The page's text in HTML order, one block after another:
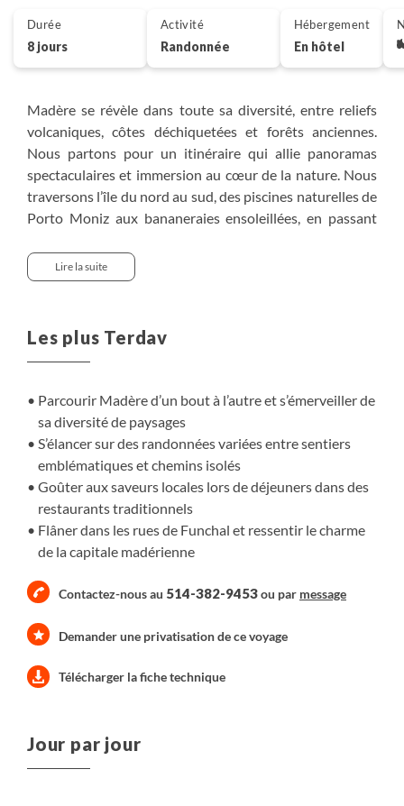
Madère se révèle dans toute sa diversité, entre reliefs
volcaniques, côtes déchiquetées et forêts anciennes.
Nous partons pour un itinéraire qui allie panoramas
spectaculaires et immersion au cœur de la nature. Nous
traversons l’île du nord au sud, des piscines naturelles de
Porto Moniz aux bananeraies ensoleillées, en passant
saisissants. La laurisilva, forêt classée au patrimoine
mondial de l’UNESCO, et le site magique de Fanal nous
itinéraire varié mêlant levadas, cascades et chemins
côtiers pour goûter à l’âme vibrante de Madère.
Lire la suite
Les plus Terdav
Parcourir Madère d’un bout à l’autre et s’émerveiller de
sa diversité de paysages
S’élancer sur des randonnées variées entre sentiers
emblématiques et chemins isolés
Goûter aux saveurs locales lors de déjeuners dans des
restaurants traditionnels
Flâner dans les rues de Funchal et ressentir le charme
de la capitale madérienne
Contactez-nous au 514-382-9453ou par message
Durée
8 jours
Activité
Randonnée
Hébergement
En hôtel
Demander une privatisation de ce voyage
Télécharger la fiche technique
Jour par jour